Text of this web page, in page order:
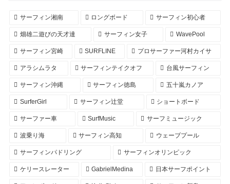
サーフィン湘南 ロングボード サーフィン初心者
畑雄二遊びの天才達 サーフィン女子 WavePool
サーフィン宮崎 SURFLINE プロサーファー河村カイサ
アラシムラタ サーフィンテイクオフ 台風サーフィン
サーフィン沖縄 サーフィン徳島 五十嵐カノア
SurferGirl サーフィン辻堂 ショートボード
サーファー車 SurfMusic サーフミュージック
波乗り海 サーフィン高知 ウェーブプール
サーフィンパドリング サーフィンオリンピック
ケリースレーター GabrielMedina 日本サーフポイント